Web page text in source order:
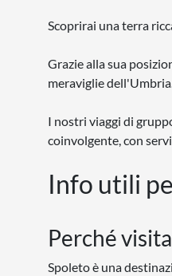
Scoprirai una terra
Grazie alla sua
meraviglie
I nostri viaggi di
coinvolgente, con
Info utili
Perché
Spoleto è una